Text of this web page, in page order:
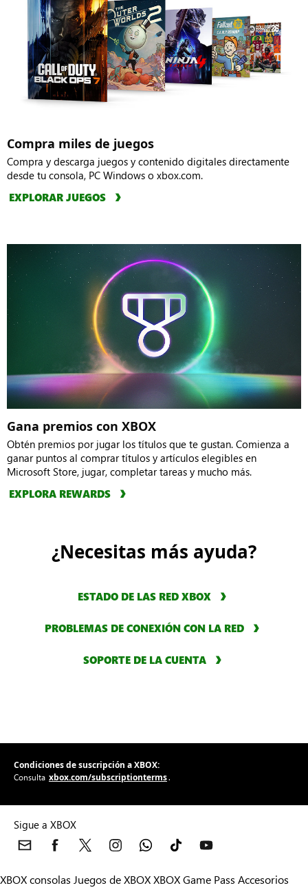
Compra miles de juegos
Compra y descarga juegos y contenido digitales directamente
desde tu consola, PC Windows o xbox.com.
EXPLORAR JUEGOS
Gana premios con XBOX
Obtén premios por jugar los títulos que te gustan. Comienza a
ganar puntos al comprar títulos y artículos elegibles en
Microsoft Store, jugar, completar tareas y mucho más.
EXPLORA REWARDS
¿Necesitas más ayuda?
ESTADO DE LAS RED XBOX
PROBLEMAS DE CONEXIÓN CON LA RED
SOPORTE DE LA CUENTA
Condiciones de suscripción a XBOX:
Consulta xbox.com/subscriptionterms.
Sigue a XBOX
XBOX consolas Juegos de XBOXXBOX Game Pass Accesorios